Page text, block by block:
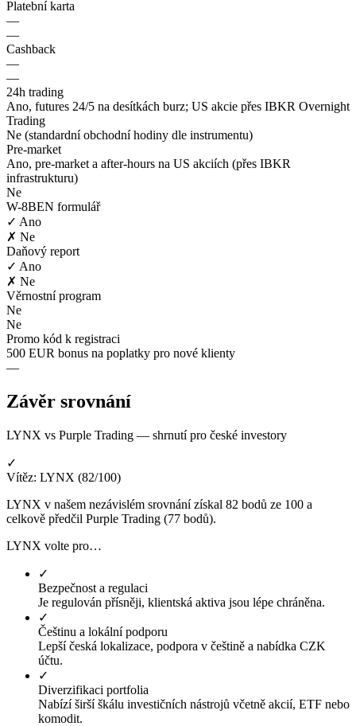
Platební karta
—
—
Cashback
—
—
24h trading
Ano, futures 24/5 na desítkách burz; US akcie přes IBKR Overnight
Trading
Ne (standardní obchodní hodiny dle instrumentu)
Pre-market
Ano, pre-market a after-hours na US akciích (přes IBKR
infrastrukturu)
Ne
W-8BEN formulář
✓ Ano
✗ Ne
Daňový report
✓ Ano
✗ Ne
Věrnostní program
Ne
Ne
Promo kód k registraci
500 EUR bonus na poplatky pro nové klienty
—
Závěr srovnání
LYNX vs Purple Trading — shrnutí pro české investory
✓
Vítěz: LYNX (82/100)
LYNX v našem nezávislém srovnání získal 82 bodů ze 100 a
celkově předčil Purple Trading (77 bodů).
LYNX volte pro…
✓
Bezpečnost a regulaci
Je regulován přísněji, klientská aktiva jsou lépe chráněna.
✓
Češtinu a lokální podporu
Lepší česká lokalizace, podpora v češtině a nabídka CZK
účtu.
✓
Diverzifikaci portfolia
Nabízí širší škálu investičních nástrojů včetně akcií, ETF nebo
komodit.